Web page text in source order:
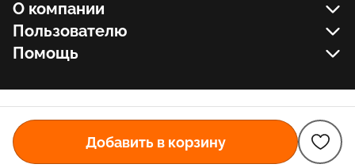
Добавить в корзину
О компании
Пользователю
Помощь
© Slamdunk.Shop, 2017-2026